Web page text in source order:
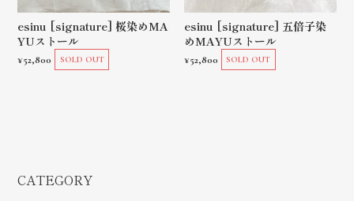
CATEGORY
esinu [signature] 桜染めMA
YUストール
¥52,800 SOLD OUT
esinu [signature] 五倍子染
めMAYUストール
¥52,800 SOLD OUT